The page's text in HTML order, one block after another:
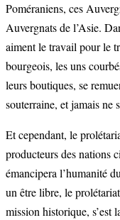
Poméraniens, ces
Auvergnats de l’Asie.
aiment le travail pour le
bourgeois, les uns
leurs boutiques, se
souterraine, et jamais ne
Et cependant, le
producteurs des nations
émancipera l’humanité
un être libre, le
mission historique, s’est